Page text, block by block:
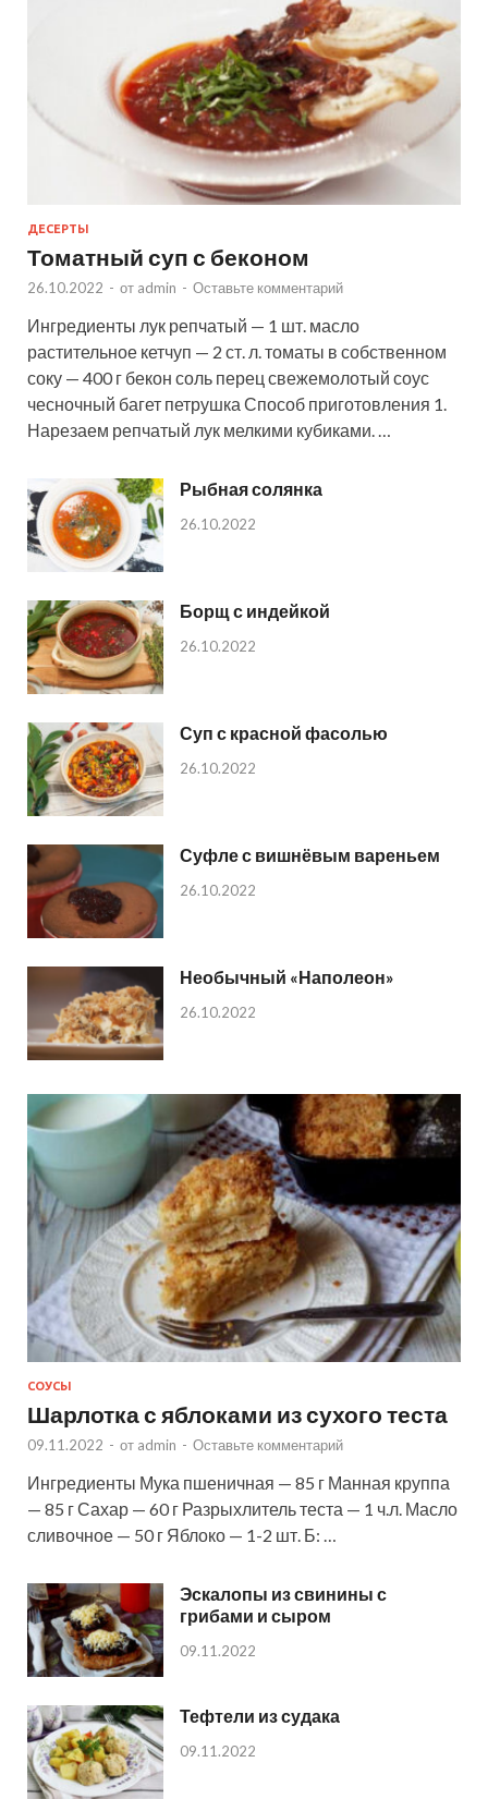
ДЕСЕРТЫ
Томатный суп с беконом
26.10.2022 - от admin - Оставьте комментарий
Ингредиенты лук репчатый — 1 шт. масло
растительное кетчуп — 2 ст. л. томаты в собственном
соку — 400 г бекон соль перец свежемолотый соус
чесночный багет петрушка Способ приготовления 1.
Нарезаем репчатый лук мелкими кубиками. …
Рыбная солянка
26.10.2022
Борщ с индейкой
26.10.2022
Суп с красной фасолью
26.10.2022
Суфле с вишнёвым вареньем
26.10.2022
Необычный «Наполеон»
26.10.2022
СОУСЫ
Шарлотка с яблоками из сухого теста
09.11.2022 - от admin - Оставьте комментарий
Ингредиенты Мука пшеничная — 85 г Манная круппа
— 85 г Сахар — 60 г Разрыхлитель теста — 1 ч.л. Масло
сливочное — 50 г Яблоко — 1-2 шт. Б: …
Эскалопы из свинины с
грибами и сыром
09.11.2022
Тефтели из судака
09.11.2022